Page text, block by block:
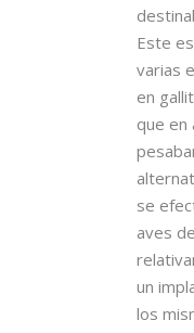
Este
varias
en
que en
se
aves
un
los